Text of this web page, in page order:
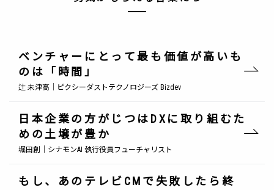
ベンチャーにとって最も価値が高いも
のは「時間」
辻 未津高｜ピクシーダストテクノロジーズ Bizdev
日本企業の方がじつはDXに取り組むた
めの土壌が豊か
堀田創｜シナモンAI 執行役員フューチャリスト
もし、あのテレビCMで失敗したら終